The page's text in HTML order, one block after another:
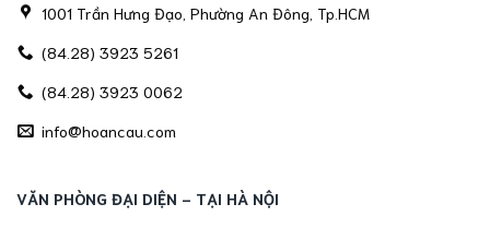
1001 Trần Hưng Đạo, Phường An Đông, Tp.HCM
(84.28) 3923 5261
(84.28) 3923 0062
info@hoancau.com
VĂN PHÒNG ĐẠI DIỆN - TẠI HÀ NỘI